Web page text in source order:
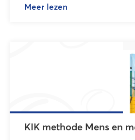
Meer lezen
KIK methode Mens en